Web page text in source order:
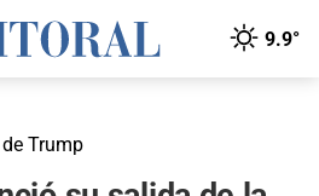
9.9°
Trump